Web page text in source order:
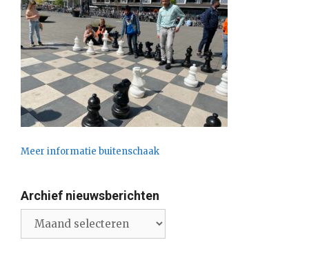
Meer informatie buitenschaak
Archief nieuwsberichten
nieuwsberichten